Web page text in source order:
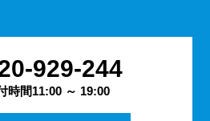
スケジュールの管理などにも活躍
りもありますので、通常のスマ
るよりも、まとめてレンタルする
929-244
時間11:00 ～ 19:00